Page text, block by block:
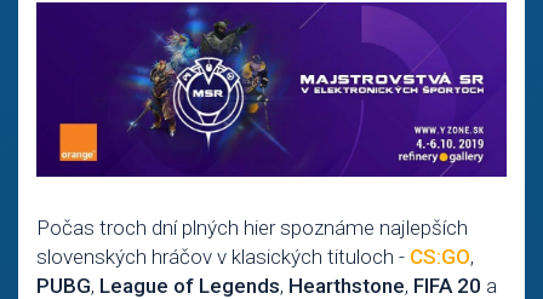
Počas troch dní plných hier spoznáme najlepších
slovenských hráčov v klasických tituloch - CS:GO,
PUBG, League of Legends, Hearthstone, FIFA 20 a